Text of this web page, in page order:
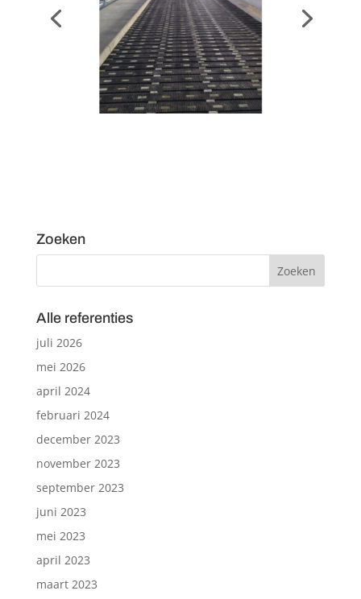
Zoeken
Alle referenties
juli 2026
mei 2026
april 2024
februari 2024
december 2023
november 2023
september 2023
juni 2023
mei 2023
april 2023
maart 2023